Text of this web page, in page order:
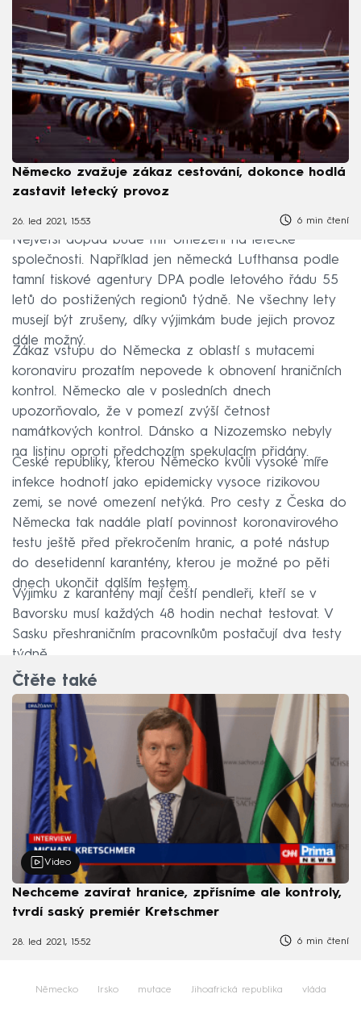
Německo zvažuje zákaz cestování, dokonce hodlá
zastavit letecký provoz
26. led 2021, 15:53 6 min čtení
Největší dopad bude mít omezení na letecké
společnosti. Například jen německá Lufthansa podle
tamní tiskové agentury DPA podle letového řádu 55
letů do postižených regionů týdně. Ne všechny lety
musejí být zrušeny, díky výjimkám bude jejich provoz
dále možný.
Zákaz vstupu do Německa z oblastí s mutacemi
koronaviru prozatím nepovede k obnovení hraničních
kontrol. Německo ale v posledních dnech
upozorňovalo, že v pomezí zvýší četnost
namátkových kontrol. Dánsko a Nizozemsko nebyly
na listinu oproti předchozím spekulacím přidány.
České republiky, kterou Německo kvůli vysoké míře
infekce hodnotí jako epidemicky vysoce rizikovou
zemi, se nové omezení netýká. Pro cesty z Česka do
Německa tak nadále platí povinnost koronavirového
testu ještě před překročením hranic, a poté nástup
do desetidenní karantény, kterou je možné po pěti
dnech ukončit dalším testem.
Výjimku z karantény mají čeští pendleři, kteří se v
Bavorsku musí každých 48 hodin nechat testovat. V
Sasku přeshraničním pracovníkům postačují dva testy
týdně.
Čtěte také
Video
Nechceme zavírat hranice, zpřísníme ale kontroly,
tvrdí saský premiér Kretschmer
28. led 2021, 15:52 6 min čtení
Německo Irsko mutace Jihoafrická republika vláda